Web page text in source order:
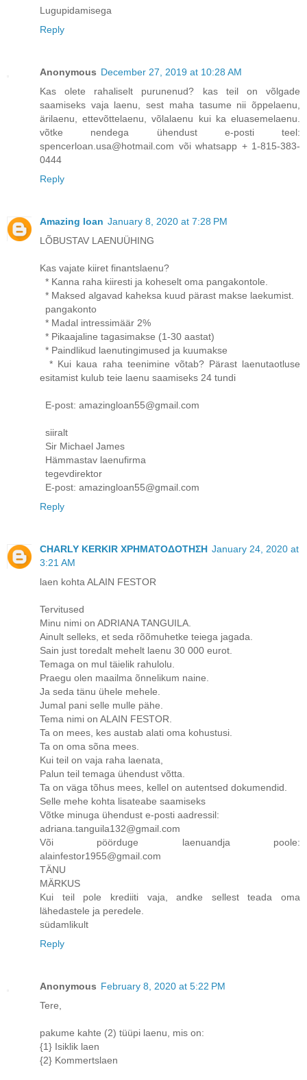
Lugupidamisega
Reply
Anonymous December 27, 2019 at 10:28 AM
Kas olete rahaliselt purunenud? kas teil on võlgade
saamiseks vaja laenu, sest maha tasume nii õppelaenu,
ärilaenu, ettevõttelaenu, võlalaenu kui ka eluasemelaenu.
võtke nendega ühendust e-posti teel:
spencerloan.usa@hotmail.com või whatsapp + 1-815-383-
0444
Reply
Amazing loan January 8, 2020 at 7:28 PM
LÕBUSTAV LAENUÜHING
Kas vajate kiiret finantslaenu?
* Kanna raha kiiresti ja koheselt oma pangakontole.
* Maksed algavad kaheksa kuud pärast makse laekumist.
pangakonto
* Madal intressimäär 2%
* Pikaajaline tagasimakse (1-30 aastat)
* Paindlikud laenutingimused ja kuumakse
* Kui kaua raha teenimine võtab? Pärast laenutaotluse
esitamist kulub teie laenu saamiseks 24 tundi
E-post: amazingloan55@gmail.com
siiralt
Sir Michael James
Hämmastav laenufirma
tegevdirektor
E-post: amazingloan55@gmail.com
Reply
CHARLY KERKIR ΧΡΗΜΑΤΟΔΟΤΗΣΗ January 24, 2020 at
3:21 AM
laen kohta ALAIN FESTOR
Tervitused
Minu nimi on ADRIANA TANGUILA.
Ainult selleks, et seda rõõmuhetke teiega jagada.
Sain just toredalt mehelt laenu 30 000 eurot.
Temaga on mul täielik rahulolu.
Praegu olen maailma õnnelikum naine.
Ja seda tänu ühele mehele.
Jumal pani selle mulle pähe.
Tema nimi on ALAIN FESTOR.
Ta on mees, kes austab alati oma kohustusi.
Ta on oma sõna mees.
Kui teil on vaja raha laenata,
Palun teil temaga ühendust võtta.
Ta on väga tõhus mees, kellel on autentsed dokumendid.
Selle mehe kohta lisateabe saamiseks
Võtke minuga ühendust e-posti aadressil:
adriana.tanguila132@gmail.com
Või pöörduge laenuandja poole:
alainfestor1955@gmail.com
TÄNU
MÄRKUS
Kui teil pole krediiti vaja, andke sellest teada oma
lähedastele ja peredele.
südamlikult
Reply
Anonymous February 8, 2020 at 5:22 PM
Tere,
pakume kahte (2) tüüpi laenu, mis on:
{1} Isiklik laen
{2} Kommertslaen